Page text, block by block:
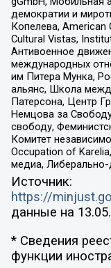
демократии и
Копелева, American
Cultural Vistas,
Антивоенное
международных
им Питера Мунка,
альянс, Школа
Патерсона, Центр
Немцова за
свободу,
Комитет
Occupation of
медиа,
Источник:
https://
данные на
* Сведения
функции